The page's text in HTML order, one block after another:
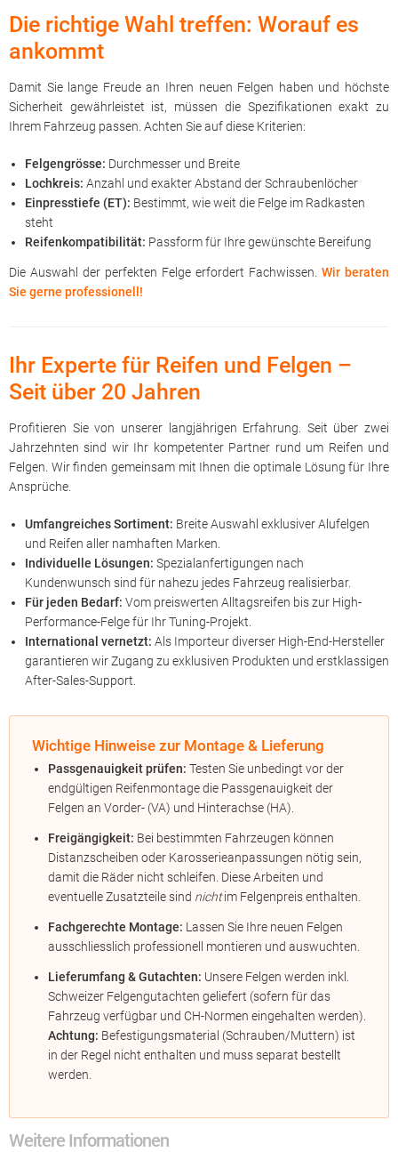
Die richtige Wahl treffen: Worauf es
ankommt
Damit Sie lange Freude an Ihren neuen Felgen haben und höchste
Sicherheit gewährleistet ist, müssen die Spezifikationen exakt zu
Ihrem Fahrzeug passen. Achten Sie auf diese Kriterien:
Felgengrösse: Durchmesser und Breite
Lochkreis: Anzahl und exakter Abstand der Schraubenlöcher
Einpresstiefe (ET): Bestimmt, wie weit die Felge im Radkasten
steht
Reifenkompatibilität: Passform für Ihre gewünschte Bereifung
Die Auswahl der perfekten Felge erfordert Fachwissen. Wir beraten
Sie gerne professionell!
Ihr Experte für Reifen und Felgen –
Seit über 20 Jahren
Profitieren Sie von unserer langjährigen Erfahrung. Seit über zwei
Jahrzehnten sind wir Ihr kompetenter Partner rund um Reifen und
Felgen. Wir finden gemeinsam mit Ihnen die optimale Lösung für Ihre
Ansprüche.
Umfangreiches Sortiment: Breite Auswahl exklusiver Alufelgen
und Reifen aller namhaften Marken.
Individuelle Lösungen: Spezialanfertigungen nach
Kundenwunsch sind für nahezu jedes Fahrzeug realisierbar.
Für jeden Bedarf: Vom preiswerten Alltagsreifen bis zur High-
Performance-Felge für Ihr Tuning-Projekt.
International vernetzt: Als Importeur diverser High-End-Hersteller
garantieren wir Zugang zu exklusiven Produkten und erstklassigen
After-Sales-Support.
Wichtige Hinweise zur Montage & Lieferung
Passgenauigkeit prüfen: Testen Sie unbedingt vor der
endgültigen Reifenmontage die Passgenauigkeit der
Felgen an Vorder- (VA) und Hinterachse (HA).
Freigängigkeit: Bei bestimmten Fahrzeugen können
Distanzscheiben oder Karosserieanpassungen nötig sein,
damit die Räder nicht schleifen. Diese Arbeiten und
eventuelle Zusatzteile sind nichtim Felgenpreis enthalten.
Fachgerechte Montage: Lassen Sie Ihre neuen Felgen
ausschliesslich professionell montieren und auswuchten.
Lieferumfang & Gutachten: Unsere Felgen werden inkl.
Schweizer Felgengutachten geliefert (sofern für das
Fahrzeug verfügbar und CH-Normen eingehalten werden).
Achtung: Befestigungsmaterial (Schrauben/Muttern) ist
in der Regel nicht enthalten und muss separat bestellt
werden.
Weitere Informationen